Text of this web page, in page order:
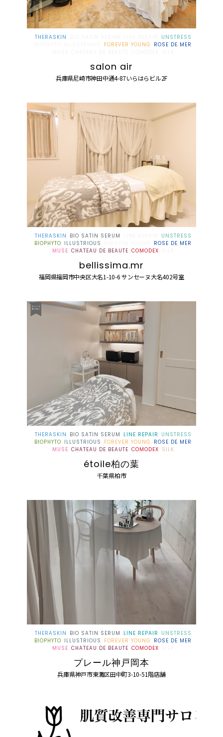
THERASKIN
UNSTRESS
FOREVER YOUNG ROSE DE MER
salon air
兵庫県尼崎市神田中通4-87いらはらビル2F
THERASKIN BIO SATIN SERUM
UNSTRESS
BIOPHYTO ILLUSTRIOUS
ROSE DE MER
MUSE CHATEAU DE BEAUTE COMODEX
bellissima.mr
福岡県福岡市中央区大名1-10-6 サンセーヌ大名402号室
THERASKIN BIO SATIN SERUM LINE REPAIR UNSTRESS
BIOPHYTO ILLUSTRIOUS FOREVER YOUNG ROSE DE MER
MUSE CHATEAU DE BEAUTE COMODEX SILK
étoile柏の葉
千葉県柏市
THERASKIN BIO SATIN SERUM LINE REPAIR UNSTRESS
BIOPHYTO ILLUSTRIOUS FOREVER YOUNG ROSE DE MER
MUSE CHATEAU DE BEAUTE COMODEX
プレール神戸岡本
兵庫県神戸市東灘区田中町3-10-51階店舗